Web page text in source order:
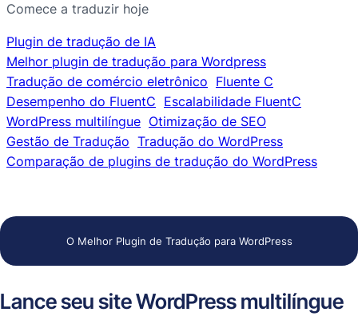
Comece a traduzir hoje
Plugin de tradução de IA
Melhor plugin de tradução para Wordpress
Tradução de comércio eletrônico Fluente C
Desempenho do FluentC Escalabilidade FluentC
WordPress multilíngue Otimização de SEO
Gestão de Tradução Tradução do WordPress
Comparação de plugins de tradução do WordPress
O Melhor Plugin de Tradução para WordPress
Lance seu site WordPress multilíngue